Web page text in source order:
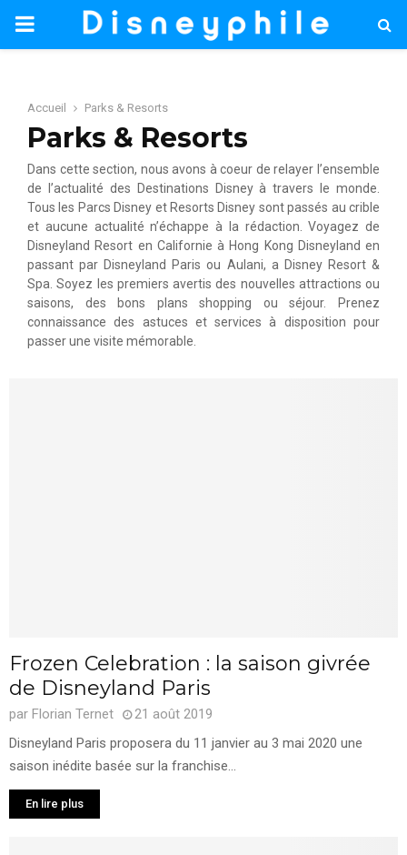
PRIMARY
Accueil Parks & Resorts
Parks & Resorts
Dans cette section, nous avons à coeur de relayer l’ensemble
de l’actualité des Destinations Disney à travers le monde.
Tous les Parcs Disney et Resorts Disney sont passés au crible
et aucune actualité n’échappe à la rédaction. Voyagez de
Disneyland Resort en Californie à Hong Kong Disneyland en
passant par Disneyland Paris ou Aulani, a Disney Resort &
Spa. Soyez les premiers avertis des nouvelles attractions ou
saisons, des bons plans shopping ou séjour. Prenez
connaissance des astuces et services à disposition pour
passer une visite mémorable.
Frozen Celebration : la saison givrée
de Disneyland Paris
par Florian Ternet
21 août 2019
Disneyland Paris proposera du 11 janvier au 3 mai 2020 une
saison inédite basée sur la franchise...
En lire plus